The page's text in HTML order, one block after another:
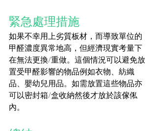
緊急處理措施
如果不幸用上劣質板材，而導致單位的
甲醛濃度異常地高，但經濟現實考量下
在無法更換/重做。這個情況可以避免放
置受甲醛影響的物品例如衣物、紡織
品、嬰幼兒用品。如需放置這些物品亦
可以密封箱/盒收納然後才放於該傢俬
內。